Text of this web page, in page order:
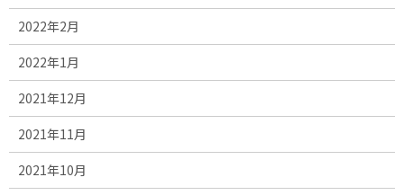
2022年2月
2022年1月
2021年12月
2021年11月
2021年10月